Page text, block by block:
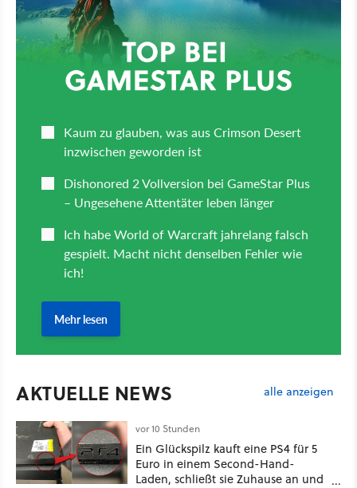
AKTUELLE NEWS alle anzeigen
vor 10 Stunden
Ein Glückspilz kauft eine PS4 für 5
Euro in einem Second-Hand-
Laden, schließt sie Zuhause an und